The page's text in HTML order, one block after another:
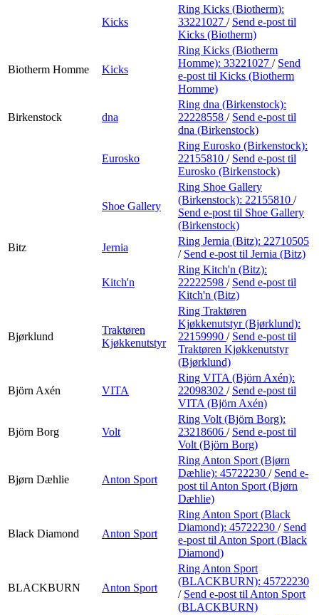
Kicks
Ring Kicks (Biotherm):
33221027 / Send e-post til
Kicks (Biotherm)
Biotherm Homme Kicks
Ring Kicks (Biotherm
Homme): 33221027 / Send
e-post til Kicks (Biotherm
Homme)
Birkenstock dna
Ring dna (Birkenstock):
22228558 / Send e-post til
dna (Birkenstock)
Eurosko
Ring Eurosko (Birkenstock):
22155810 / Send e-post til
Eurosko (Birkenstock)
Shoe Gallery
Ring Shoe Gallery
(Birkenstock): 22155810 /
Send e-post til Shoe Gallery
(Birkenstock)
Bitz
Jernia
Ring Jernia (Bitz): 22710505
/ Send e-post til Jernia (Bitz)
Kitch'n
Ring Kitch'n (Bitz):
22222598 / Send e-post til
Kitch'n (Bitz)
Bjørklund
Traktøren
Kjøkkenutstyr
Ring Traktøren
Kjøkkenutstyr (Bjørklund):
22159990 / Send e-post til
Traktøren Kjøkkenutstyr
(Bjørklund)
Björn Axén VITA
Ring VITA (Björn Axén):
22098302 / Send e-post til
VITA (Björn Axén)
Björn Borg Volt
Ring Volt (Björn Borg):
23218606 / Send e-post til
Volt (Björn Borg)
Bjørn Dæhlie Anton Sport
Ring Anton Sport (Bjørn
Dæhlie): 45722230 / Send e-
post til Anton Sport (Bjørn
Dæhlie)
Black Diamond Anton Sport
Ring Anton Sport (Black
Diamond): 45722230 / Send
e-post til Anton Sport (Black
Diamond)
BLACKBURN Anton Sport
Ring Anton Sport
(BLACKBURN): 45722230
/ Send e-post til Anton Sport
(BLACKBURN)